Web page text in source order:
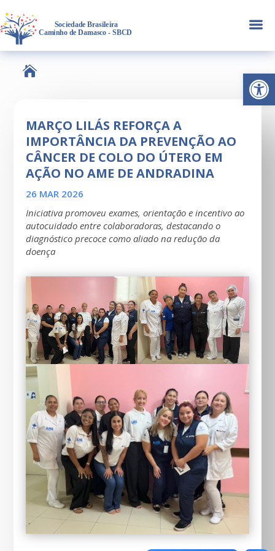
Abrir
a

MARÇO LILÁS REFORÇA A
IMPORTÂNCIA DA PREVENÇÃO AO
CÂNCER DE COLO DO ÚTERO EM
AÇÃO NO AME DE ANDRADINA
26 MAR 2026
Iniciativa promoveu exames, orientação e incentivo ao
autocuidado entre colaboradoras, destacando o
diagnóstico precoce como aliado na redução da
doença